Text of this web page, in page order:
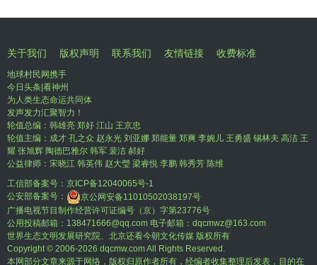
关于我们 版权声明 联系我们 友情链接 收费标准
地球村民网携手
今日头条|看神州
为人类生态命运共同体
发声发力汇聚智力！
轮值总编：韩雄亮 郑好 江山 王京忠
轮值主编：成才 孔之众 赵永光 刘亚娜 郑能量 郑爽 李婉儿 王勇盛 锡林夫 高洁 王
耀 张旭辉 陶德巴雅尔 韩军 裴洁 郝好
公益律师：宋晓江 韩英伟 赵大瑩 梁睿悦 李鹏 韩秀芳 陈维
工信部备案号： 京ICP备12040065号-1
公安部备案号：
京公网安备11010502038197号
广播电视节目制作经营许可证编号（京）字第23776号
公用投稿邮箱：138471666@qq.com 电子邮箱：dqcmwz@163.com
世界生态文明发展研究院、北京还看今朝文化传媒 版权所有
Copyright © 2006-2026 dqcmw.com All Rights Reserved.
本网部分文章来源于网络，版权归原作者所有，经编者收集整理后发表，目的在